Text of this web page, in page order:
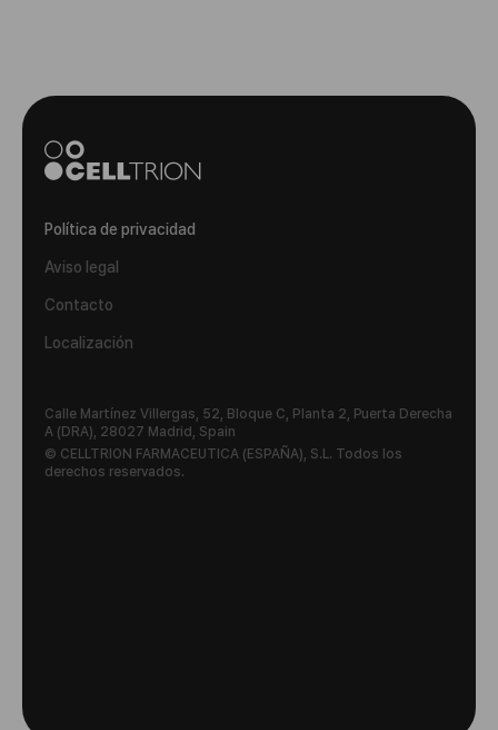
Política de privacidad
Aviso legal
Contacto
Localización
Calle Martínez Villergas, 52, Bloque C, Planta 2, Puerta Derecha
A (DRA), 28027 Madrid, Spain
© CELLTRION FARMACEUTICA (ESPAÑA), S.L. Todos los
derechos reservados.